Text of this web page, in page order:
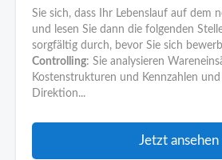
Sie sich, dass Ihr Lebenslauf auf dem
und lesen Sie dann die folgenden
sorgfältig durch, bevor Sie sich
Controlling: Sie analysieren
Kostenstrukturen und Kennzahlen
Direktion...
Jetzt ansehen